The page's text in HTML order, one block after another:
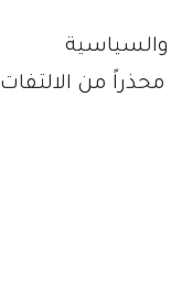
والسياسية
محذراً من الالتفات